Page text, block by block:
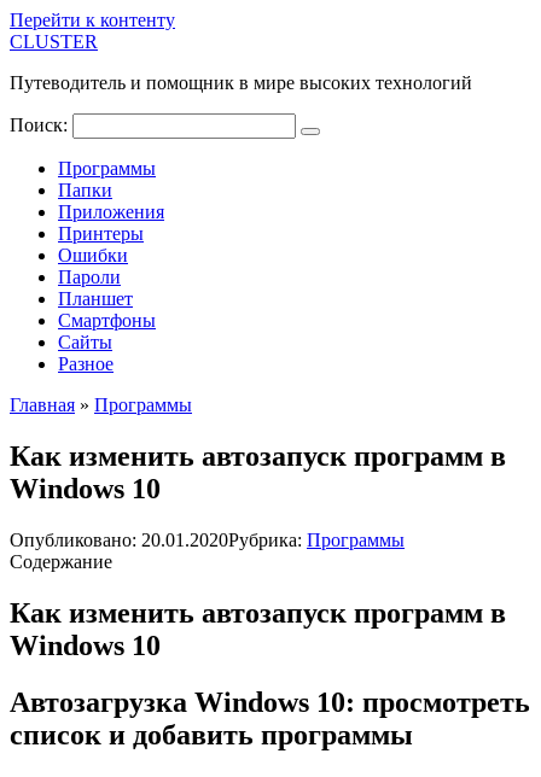
Перейти к контенту
CLUSTER
Путеводитель и помощник в мире высоких технологий
Поиск:
Программы
Папки
Приложения
Принтеры
Ошибки
Пароли
Планшет
Смартфоны
Сайты
Разное
Главная » Программы
Как изменить автозапуск программ в
Windows 10
Опубликовано: 20.01.2020Рубрика: Программы
Содержание
Как изменить автозапуск программ в
Windows 10
Автозагрузка Windows 10: просмотреть
список и добавить программы